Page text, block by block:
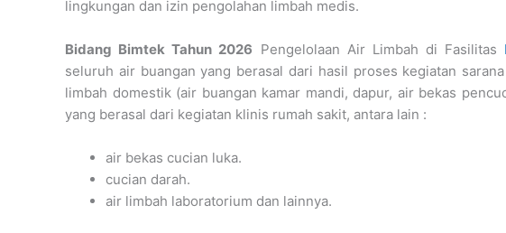
lingkungan dan izin pengolahan limbah medis.
Bidang Bimtek Tahun 2026 Pengelolaan Air Limbah di Fasilitas
seluruh air buangan yang berasal dari hasil proses kegiatan
limbah domestik (air buangan kamar mandi, dapur, air bekas
yang berasal dari kegiatan klinis rumah sakit, antara lain :
air bekas cucian luka.
cucian darah.
air limbah laboratorium dan lainnya.